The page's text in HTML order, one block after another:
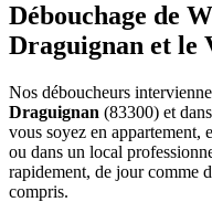
Débouchage de
Draguignan et le
Nos déboucheurs
Draguignan (83300) et
vous soyez en
ou dans un local
rapidement, de jour comme
compris.